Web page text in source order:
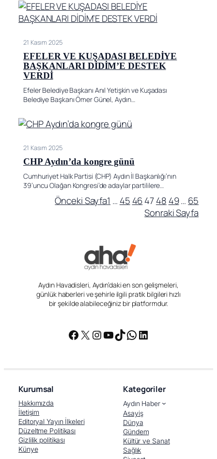
21 Kasım 2025
EFELER VE KUŞADASI BELEDİYE
BAŞKANLARI DİDİM’E DESTEK
VERDİ
Efeler Belediye Başkanı Anıl Yetişkin ve Kuşadası
Belediye Başkanı Ömer Günel, Aydın…
21 Kasım 2025
CHP Aydın’da kongre günü
Cumhuriyet Halk Partisi (CHP) Aydın İl Başkanlığı’nın
39’uncu Olağan Kongresi’de adaylar partililere…
Önceki Sayfa1 … 45 464748 49… 65
Sonraki Sayfa
Aydın Havadisleri, Aydın’daki en son gelişmeleri,
günlük haberleri ve şehirle ilgili pratik bilgileri hızlı
bir şekilde alabileceğiniz bir platformdur.
Facebook
X Instagram
YouTube
TikTok
WhatsApp
LinkedIn
Kurumsal
Hakkımızda
İletişim
Editoryal Yayın İlkeleri
Düzeltme Politikası
Gizlilik politikası
Künye
Kategoriler
Aydın Haber
Asayiş
Dünya
Gündem
Kültür ve Sanat
Sağlık